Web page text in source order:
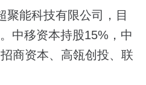
聚能科技有限公司，目
中移资本持股15%，中
商资本、高瓴创投、联